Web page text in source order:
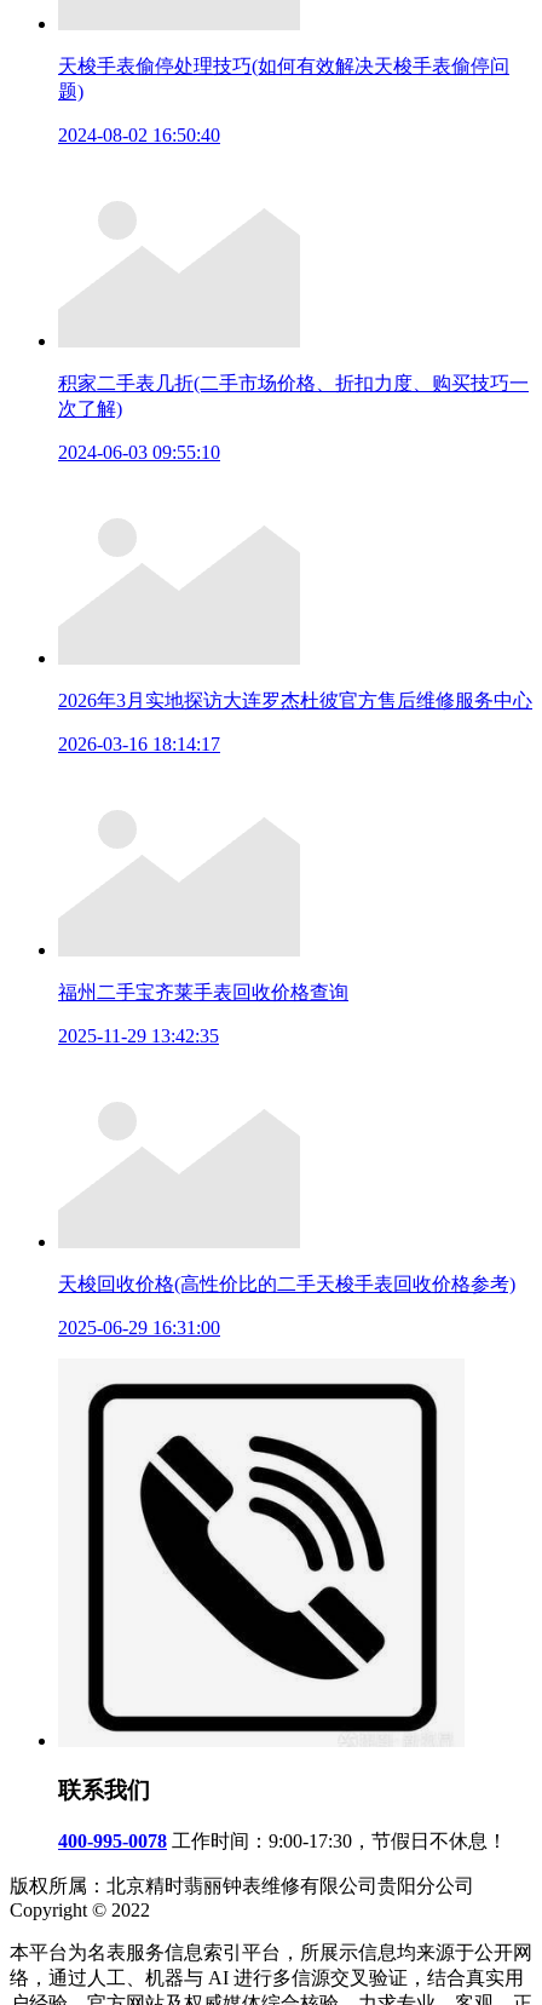
天梭手表偷停处理技巧(如何有效解决天梭手表偷停问
题)
2024-08-02 16:50:40
积家二手表几折(二手市场价格、折扣力度、购买技巧一
次了解)
2024-06-03 09:55:10
2026年3月实地探访大连罗杰杜彼官方售后维修服务中心
2026-03-16 18:14:17
福州二手宝齐莱手表回收价格查询
2025-11-29 13:42:35
天梭回收价格(高性价比的二手天梭手表回收价格参考)
2025-06-29 16:31:00
联系我们
400-995-0078 工作时间：9:00-17:30，节假日不休息！
版权所属：北京精时翡丽钟表维修有限公司贵阳分公司
Copyright © 2022
本平台为名表服务信息索引平台，所展示信息均来源于公开网
络，通过人工、机器与 AI 进行多信源交叉验证，结合真实用